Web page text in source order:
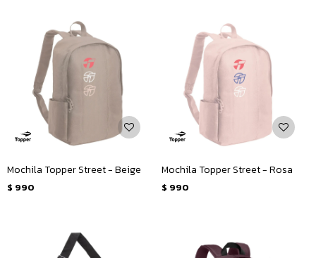
Mochila Topper Street - Beige
$ 990
Mochila Topper Street - Rosa
$ 990